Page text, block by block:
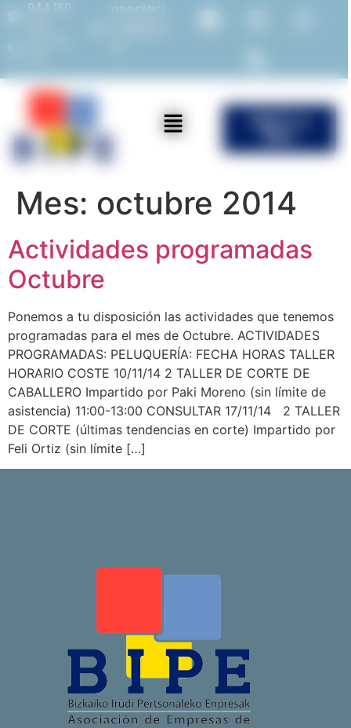
944 160
asociaci
ÚNETE a
Mes: octubre 2014
Actividades programadas
Octubre
Ponemos a tu disposición las actividades que tenemos
programadas para el mes de Octubre. ACTIVIDADES
PROGRAMADAS: PELUQUERÍA: FECHA HORAS TALLER
HORARIO COSTE 10/11/14 2 TALLER DE CORTE DE
CABALLERO Impartido por Paki Moreno (sin límite de
asistencia) 11:00-13:00 CONSULTAR 17/11/14 2 TALLER
DE CORTE (últimas tendencias en corte) Impartido por
Feli Ortiz (sin límite […]